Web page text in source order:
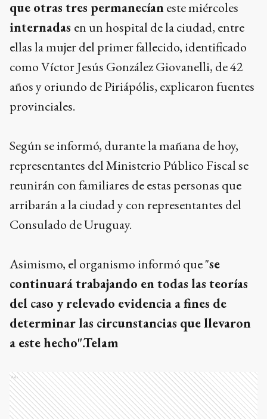
que otras tres permanecíaneste miércoles
internadas en un hospital de la ciudad, entre
ellas la mujer del primer fallecido, identificado
como Víctor Jesús González Giovanelli, de 42
años y oriundo de Piriápólis, explicaron fuentes
provinciales.
Según se informó, durante la mañana de hoy,
representantes del Ministerio Público Fiscal se
reunirán con familiares de estas personas que
arribarán a la ciudad y con representantes del
Consulado de Uruguay.
Asimismo, el organismo informó que "se
continuará trabajando en todas las teorías
del caso y relevado evidencia a fines de
determinar las circunstancias que llevaron
a este hecho".Telam
Ads